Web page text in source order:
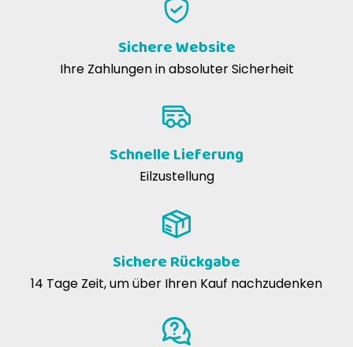
Prodotto scadente, rovinato solo dopo tre giorni di utilizzo
anna maria m
10-05-2017
la tipologia di sutura che il cane aveva( basso addome)
bene se la ferita è sulla punta della zampa, perchè lì riescono a
leccarsi (il mio cane ha i punti all'altezza del gomito e lì non riesce
ad arrivare). La stoffa tipo vellutino è molto morbida e il collare
non fa alcun rumore quando il cane ci strofina il muso o prende
contro qualche mobile in casa, quindi a differenza del collare
Sichere Website
Ihre Zahlungen in absoluter Sicherheit
Schnelle Lieferung
Eilzustellung
Sichere Rückgabe
14 Tage Zeit, um über Ihren Kauf nachzudenken